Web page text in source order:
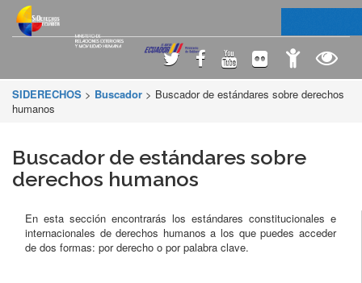
SIDERECHOS > Buscador > Buscador de estándares sobre derechos
humanos
Buscador de estándares sobre
derechos humanos
En esta sección encontrarás los estándares constitucionales e
internacionales de derechos humanos a los que puedes acceder
de dos formas: por derecho o por palabra clave.